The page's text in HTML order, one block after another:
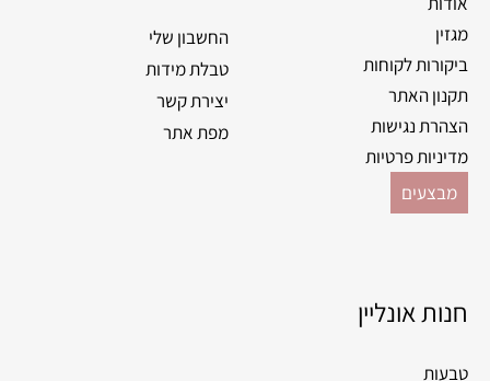
מגזין
ביקורות לקוחות
תקנון האתר
הצהרת נגישות
מדיניות פרטיות
מבצעים
החשבון שלי
טבלת מידות
יצירת קשר
מפת אתר
חנות אונליין
טבעות